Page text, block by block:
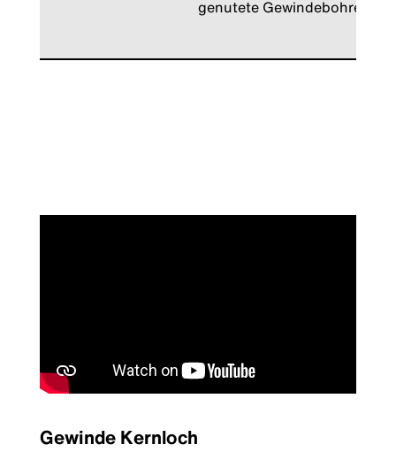
genutete Gewindebohrer
Gewinde Kernloch